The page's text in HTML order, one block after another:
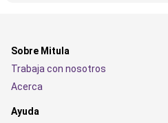
Sobre Mitula
Trabaja con nosotros
Acerca
Ayuda